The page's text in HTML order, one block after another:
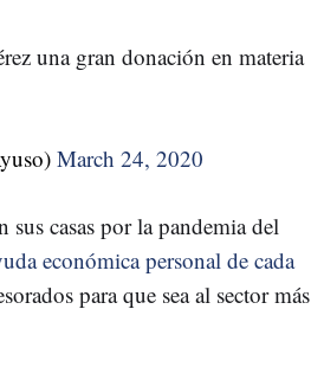
una gran donación en materia
March 24, 2020
casas por la pandemia del
económica personal de cada
para que sea al sector más